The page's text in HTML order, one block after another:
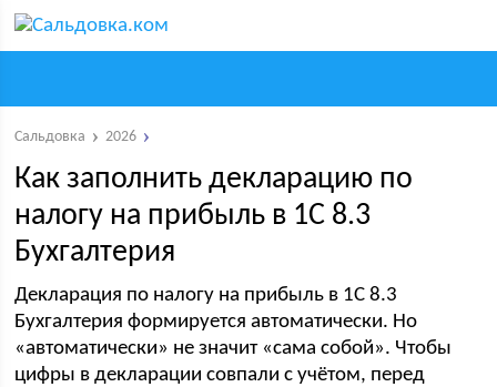
Сальдовка 2026
Как заполнить декларацию по
налогу на прибыль в 1С 8.3
Бухгалтерия
Декларация по налогу на прибыль в 1С 8.3
Бухгалтерия формируется автоматически. Но
«автоматически» не значит «сама собой». Чтобы
цифры в декларации совпали с учётом, перед